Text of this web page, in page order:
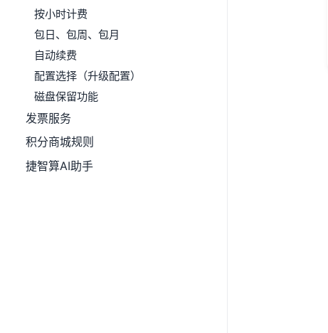
按小时计费
包日、包周、包月
自动续费
配置选择（升级配置）
磁盘保留功能
发票服务
积分商城规则
捷智算AI助手